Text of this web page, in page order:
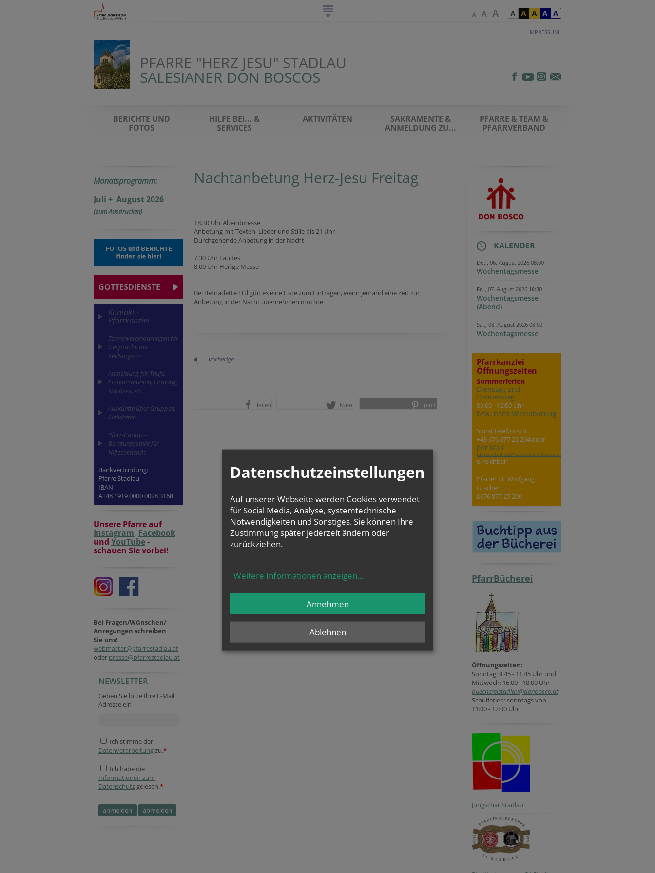
IMPRESSUM
PFARRE "HERZ JESU" STADLAU
SALESIANER DON BOSCOS
BERICHTE UND
FOTOS
HILFE BEI... &
SERVICES
AKTIVITÄTEN
SAKRAMENTE &
ANMELDUNG ZU...
PFARRE & TEAM &
PFARRVERBAND
Monatsprogramm:
Juli + August 2026
(zum Ausdrucken)
GOTTESDIENSTE
Kontakt -
Pfarrkanzlei
Terminvereinbarungen für
Gespräche mit
Seelsorgern
Anmeldung für Taufe,
Erstkommunion, Firmung,
Hochzeit, etc.
Auskünfte über Gruppen,
Aktivitäten
Pfarr-Caritas -
Beratungsstelle für
Hilfesuchende
Bankverbindung:
Pfarre Stadlau
IBAN
AT48 1919 0000 0028 3168
Unsere Pfarre auf
Instagram, Facebook
und YouTube-
schauen Sie vorbei!
Bei Fragen/Wünschen/
Anregungen schreiben
Sie uns!
webmaster@pfarrestadlau.at
oder presse@pfarrestadlau.at
NEWSLETTER
Geben Sie bitte Ihre E-Mail
Adresse ein
Ich stimme der
Datenverarbeitungzu.*
Ich habe die
Informationen zum
Datenschutz gelesen.*
Nachtanbetung Herz-Jesu Freitag
18:30 Uhr Abendmesse
Anbetung mit Texten, Lieder und Stille bis 21 Uhr
Durchgehende Anbetung in der Nacht
7:30 Uhr Laudes
8:00 Uhr Heilige Messe
Bei Bernadette Ettl gibt es eine Liste zum Eintragen, wenn jemand eine Zeit zur
Anbetung in der Nacht übernehmen möchte.
vorherige
teilen tweet pin it
KALENDER
Do.., 06. August 2026 08:00
Wochentagsmesse
Fr.., 07. August 2026 18:30
Wochentagsmesse
(Abend)
Sa.., 08. August 2026 08:00
Wochentagsmesse
Pfarrkanzlei
Öffnungszeiten
Sommerferien
Dienstag und
Donnerstag
09:00 - 12:00 Uhr
bzw. nach Vereinbarung
Sonst telefonisch
+43 676 877 25 204 oder
per Mail
pfarre.stadlau@katholischekirche.at
erreichbar!
Pfarrer Br. Wolfgang
Gracher
0676 877 25 209
PfarrBücherei
Öffnungszeiten:
Sonntag: 9:45 - 11:45 Uhr und
Mittwoch: 16:00 - 18:00 Uhr
buechereistadlau@donbosco.at
Schulferien: sonntags von
11:00 - 12:00 Uhr
Jungschar Stadlau
Datenschutzeinstellungen
Auf unserer Webseite werden Cookies verwendet
für Social Media, Analyse, systemtechnische
Notwendigkeiten und Sonstiges. Sie können Ihre
Zustimmung später jederzeit ändern oder
zurückziehen.
Weitere Informationen anzeigen...
Ablehnen
Annehmen